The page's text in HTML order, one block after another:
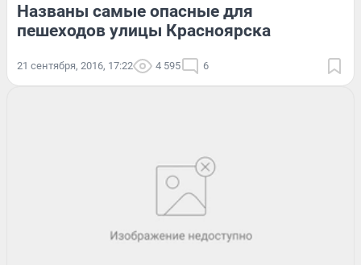
Названы самые опасные для
пешеходов улицы Красноярска
21 сентября, 2016, 17:22 4 595 6